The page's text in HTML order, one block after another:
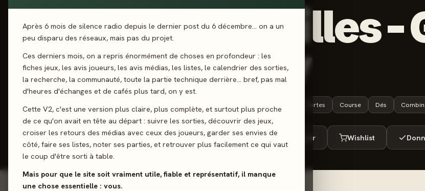
Après 6 mois de silence radio depuis le dernier post du 6 décembre… on a un
peu disparu des réseaux, mais pas du projet.
Ces derniers mois, on a repris énormément de choses en profondeur : les
fiches jeux, les avis joueurs, les avis médias, les listes, le calendrier des sorties,
la recherche, la communauté, toute la partie technique derrière… bref, pas mal
d'heures d'échanges et de cafés plus tard, on y est.
Cette V2, c'est une version plus claire, plus complète, et surtout plus proche
de ce qu'on avait en tête au départ : suivre les sorties, découvrir des jeux,
croiser les retours des médias avec ceux des joueurs, garder ses envies de
côté, faire ses listes, noter ses parties, et retrouver plus facilement ce qui vaut
le coup d'être sorti à table.
Mais pour que le site soit vraiment utile, fiable et représentatif, il manque
une chose essentielle : vous.
Minivilles -
Valley
2-4 joueurs 7 ans+ 30 min Cartes Course Dés
J'ai joué Envie de jouer Wishlist